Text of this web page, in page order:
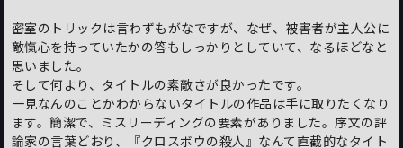
密室のトリックは言わずもがなですが、なぜ、被害者が主人公に
敵愾心を持っていたかの答もしっかりとしていて、なるほどなと
思いました。
そして何より、タイトルの素敵さが良かったです。
一見なんのことかわからないタイトルの作品は手に取りたくなり
ます。簡潔で、ミスリーディングの要素がありました。序文の評
論家の言葉どおり、『クロスボウの殺人』なんて直截的なタイト